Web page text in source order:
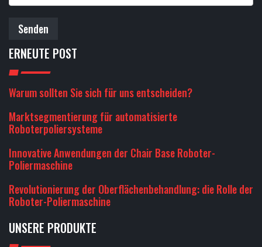
Senden
ERNEUTE POST
Warum sollten Sie sich für uns entscheiden?
Marktsegmentierung für automatisierte
Roboterpoliersysteme
Innovative Anwendungen der Chair Base Roboter-
Poliermaschine
Revolutionierung der Oberflächenbehandlung: die Rolle der
Roboter-Poliermaschine
UNSERE PRODUKTE